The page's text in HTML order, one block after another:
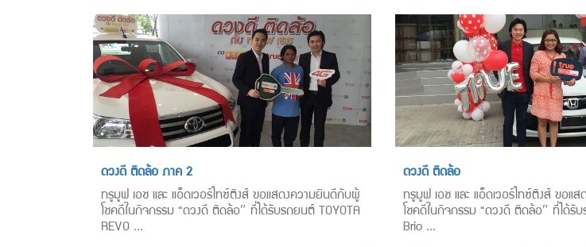
ดวงดี ติดล้อ ภาค 2
ทรูมูฟ เอช และ แอ็ดเวอร์ไทซ์ติงส์ ขอแสดงความยินดีกับผู้
โชคดีในกิจกรรม “ดวงดี ติดล้อ″ ที่ได้รับรถยนต์ TOYOTA
REVO ...
ดวงดี ติดล้อ
ทรูมูฟ เอช และ แอ็ดเวอร์ไทซ์ติงส์ ขอ
โชคดีในกิจกรรม “ดวงดี ติดล้อ″ ที่ได้รั
Brio ...